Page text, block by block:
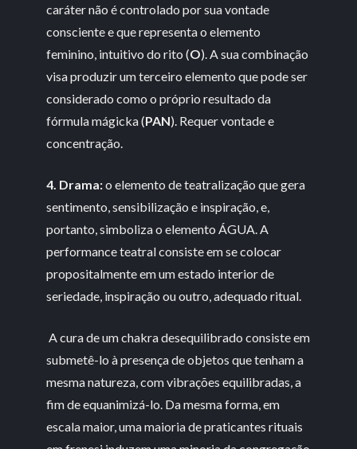
caráter não é controlado por sua vontade
consciente e que representa o elemento
feminino, intuitivo do rito (O). A sua combinação
visa produzir um terceiro elemento que pode ser
considerado como o próprio resultado da
fórmula mágicka (PAN). Requer vontade e
concentração.
4. Drama:o elemento de teatralização que gera
sentimento, sensibilização e inspiração, e,
portanto, simboliza o elemento ÁGUA. A
performance teatral consiste em se colocar
propositalmente em um estado interior de
seriedade, inspiração ou outro, adequado ritual.
A cura de um chakra desequilibrado consiste em
submetê-lo à presença de objetos que tenham a
mesma natureza, com vibrações equilibradas, a
fim de equanimizá-lo. Da mesma forma, em
escala maior, uma maioria de praticantes rituais